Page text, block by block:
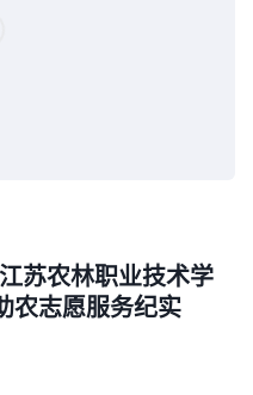
苏农林职业技术学
农志愿服务纪实